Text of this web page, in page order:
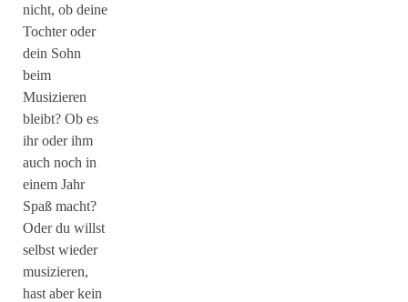
nicht, ob deine
Tochter oder
dein Sohn
beim
Musizieren
bleibt? Ob es
ihr oder ihm
auch noch in
einem Jahr
Spaß macht?
Oder du willst
selbst wieder
musizieren,
hast aber kein